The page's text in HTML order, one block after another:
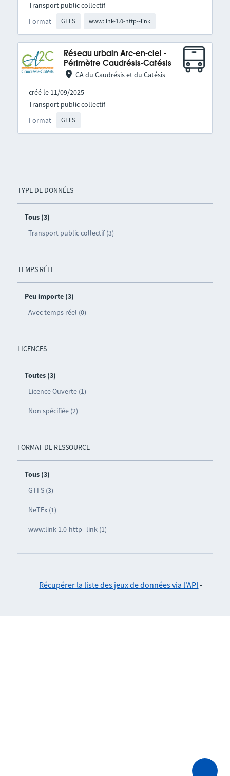
TYPE DE DONNÉES
Tous (3)
Transport public collectif (3)
TEMPS RÉEL
Peu importe (3)
Avec temps réel (0)
LICENCES
Toutes (3)
Licence Ouverte (1)
Non spécifiée (2)
FORMAT DE RESSOURCE
Tous (3)
GTFS (3)
NeTEx (1)
www:link-1.0-http--link (1)
Format GTFS www:link-1.0-http--link
Transport public collectif
Réseau urbain Arc-en-ciel -
Périmètre Caudrésis-Catésis
CA du Caudrésis et du Catésis
créé le 11/09/2025
Format GTFS
Transport public collectif
Récupérer la liste des jeux de données via l'API -